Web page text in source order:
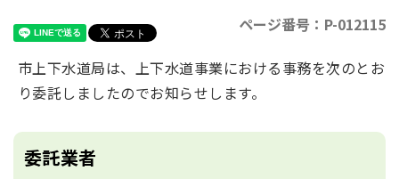
ページ番号：P-012115
市上下水道局は、上下水道事業における事務を次のとお
り委託しましたのでお知らせします。
委託業者